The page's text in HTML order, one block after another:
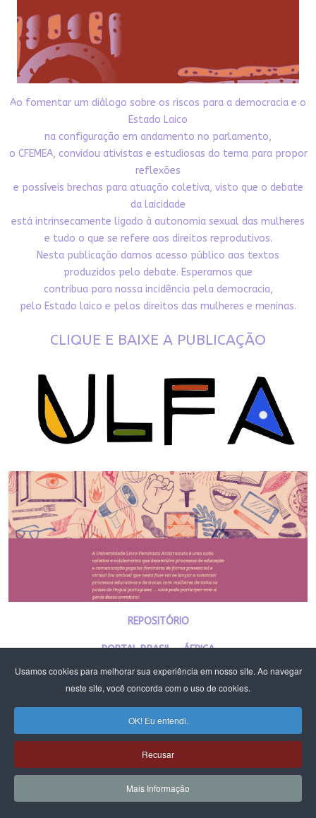
Usamos cookies para melhorar sua experiência em nosso site. Ao navegar
neste site, você concorda com o uso de cookies.
OK! Eu entendi.
Recusar
Mais Informação
Ao fomentar um diálogo sobre os riscos para a democracia e o
Estado Laico
na configuração em andamento no parlamento,
o CFEMEA, convidou ativistas e estudiosas do tema para propor
reflexões
e possíveis brechas para atuação coletiva, visto que o debate
da laicidade
está intrinsecamente ligado à autonomia sexual das mulheres
e tudo o que se refere aos direitos reprodutivos.
Nesta publicação damos acesso público aos textos
produzidos pelo debate. Esperamos que
contribua para nossa incidência pela democracia,
pelo Estado laico e pelos direitos das mulheres e meninas.
CLIQUE E BAIXE A PUBLICAÇÃO
REPOSITÓRIO
PORTAL BRASIL - ÁFRICA
PLATAFORMA DE CURSOS E ATIVIDADES
PLATAFORMA DE CURSOS E ATIVIDADES DF E RIDE - CFEMEA E MST